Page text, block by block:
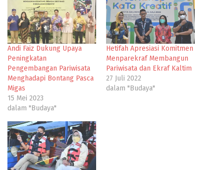
Andi Faiz Dukung Upaya
Peningkatan
Pengembangan Pariwisata
Menghadapi Bontang Pasca
Migas
15 Mei 2023
dalam "Budaya"
Hetifah Apresiasi Komitmen
Menparekraf Membangun
Pariwisata dan Ekraf Kaltim
27 Juli 2022
dalam "Budaya"